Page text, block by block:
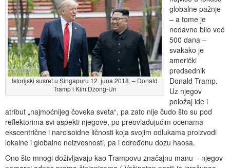
Istorijski susret u Singapuru 12. juna 2018. – Donald
Tramp i Kim Džong-Un
globalne pažnje
– a tome je
nedavno bilo već
500 dana –
svakako je
američki
predsednik
Donald Tramp.
Uz njegov
položaj ide i
atribut „najmoćnijeg čoveka sveta“, pa zato nije čudo što su pod
reflektorima svi aspekti njegove, po preovlađujućim ocenama
ekscentrične i narcisoidne ličnosti koja svojim odlukama proizvodi
lokalne i globalne neizvesnosti, pa i određenu dozu haosa.
Ono što mnogi doživljavaju kao Trampovu značajnu manu – njegov